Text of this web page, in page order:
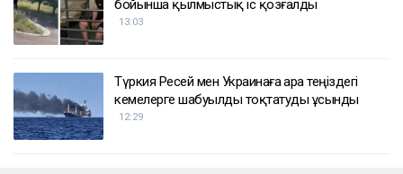
бойынша қылмыстық іс қозғалды
13:03
Түркия Ресей мен Украинаға Қара теңіздегі
кемелерге шабуылды тоқтатуды ұсынды
12:29